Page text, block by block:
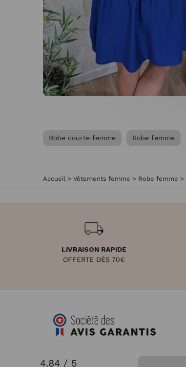
Robe courte femme Robe femme
Accueil > Vêtements femme > Robe femme >
LIVRAISON RAPIDE
OFFERTE DÈS 70€
4.84 / 5